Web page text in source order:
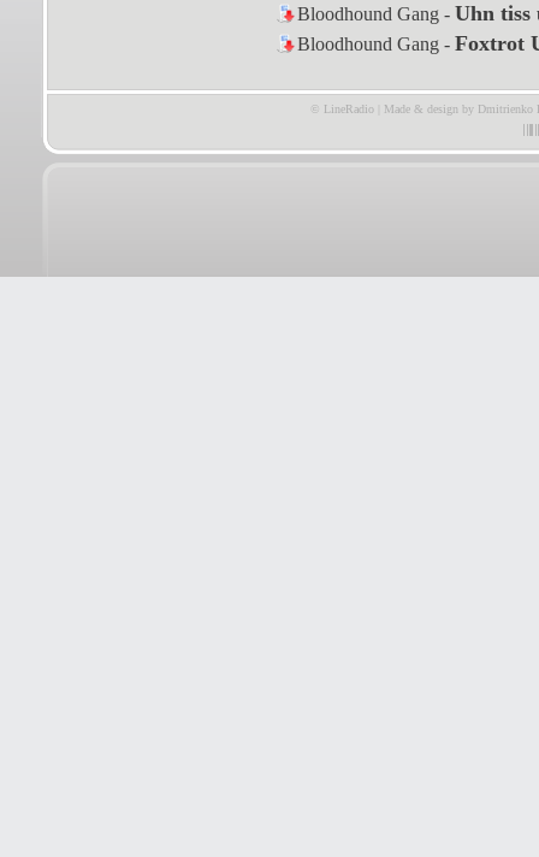
Bloodhound Gang - Uhn tiss
Bloodhound Gang - Foxtrot
© LineRadio | Made & design by Dmitrienko